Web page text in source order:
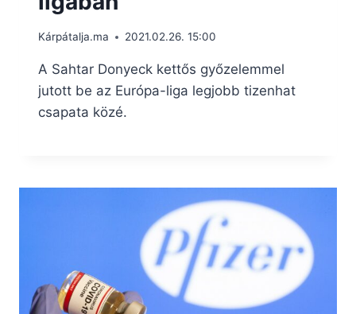
Kárpátalja.ma 2021.02.26. 15:00
A Sahtar Donyeck kettős győzelemmel
jutott be az Európa-liga legjobb tizenhat
csapata közé.